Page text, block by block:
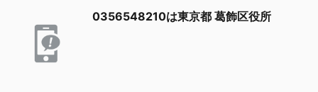
0356548210は東京都 葛飾区役所